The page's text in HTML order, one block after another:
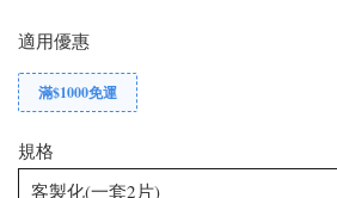
適用優惠
滿$1000免運
規格